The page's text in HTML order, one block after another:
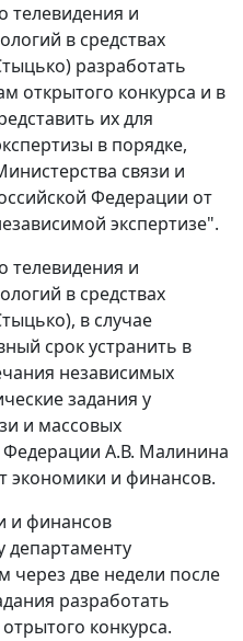
телевидения и
в средствах
разработать
открытого конкурса и в
их для
в порядке,
связи и
Федерации от
экспертизе".
телевидения и
в средствах
в случае
срок устранить в
независимых
задания у
и массовых
А.В. Малинина
экономики и финансов.
и финансов
департаменту
через две недели после
разработать
конкурса.